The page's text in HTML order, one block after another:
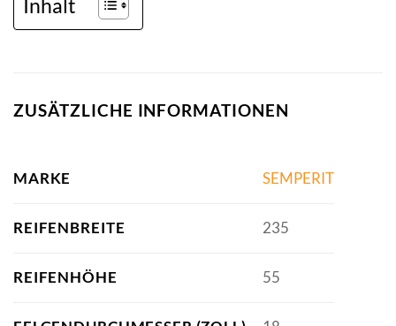
Inhalt
ZUSÄTZLICHE INFORMATIONEN
MARKE SEMPERIT
REIFENBREITE 235
REIFENHÖHE 55